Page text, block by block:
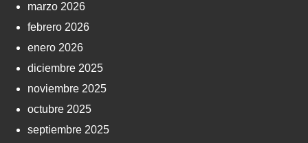
marzo 2026
febrero 2026
enero 2026
diciembre 2025
noviembre 2025
octubre 2025
septiembre 2025